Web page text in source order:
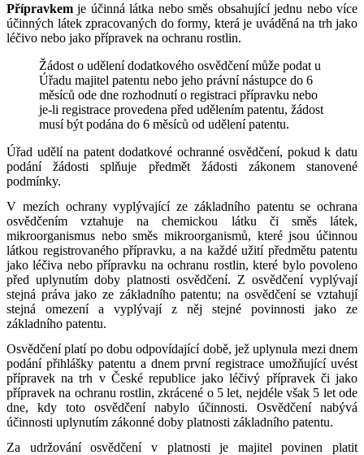
Přípravkem je účinná látka nebo směs obsahující jednu nebo více
účinných látek zpracovaných do formy, která je uváděná na trh jako
léčivo nebo jako přípravek na ochranu rostlin.
Žádost o udělení dodatkového osvědčení může podat u
Úřadu majitel patentu nebo jeho právní nástupce do 6
měsíců ode dne rozhodnutí o registraci přípravku nebo
je-li registrace provedena před udělením patentu, žádost
musí být podána do 6 měsíců od udělení patentu.
Úřad udělí na patent dodatkové ochranné osvědčení, pokud k datu
podání žádosti splňuje předmět žádosti zákonem stanovené
podmínky.
V mezích ochrany vyplývající ze základního patentu se ochrana
osvědčením vztahuje na chemickou látku či směs látek,
mikroorganismus nebo směs mikroorganismů, které jsou účinnou
látkou registrovaného přípravku, a na každé užití předmětu patentu
jako léčiva nebo přípravku na ochranu rostlin, které bylo povoleno
před uplynutím doby platnosti osvědčení. Z osvědčení vyplývají
stejná práva jako ze základního patentu; na osvědčení se vztahují
stejná omezení a vyplývají z něj stejné povinnosti jako ze
základního patentu.
Osvědčení platí po dobu odpovídající době, jež uplynula mezi dnem
podání přihlášky patentu a dnem první registrace umožňující uvést
přípravek na trh v České republice jako léčivý přípravek či jako
přípravek na ochranu rostlin, zkrácené o 5 let, nejdéle však 5 let ode
dne, kdy toto osvědčení nabylo účinnosti. Osvědčení nabývá
účinnosti uplynutím zákonné doby platnosti základního patentu.
Za udržování osvědčení v platnosti je majitel povinen platit